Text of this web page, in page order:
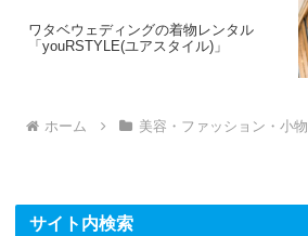
ワタベウェディングの着物レンタル
「youRSTYLE(ユアスタイル)」
ホーム 美容・ファッション・小物
サイト内検索